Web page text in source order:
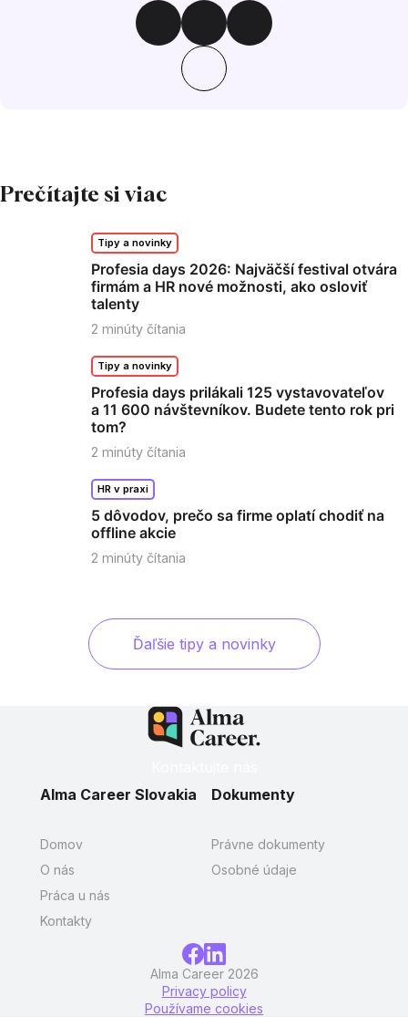
Prečítajte si viac
Tipy a novinky
Profesia days 2026: Najväčší festival otvára
firmám a HR nové možnosti, ako osloviť
talenty
2 minúty čítania
Tipy a novinky
Profesia days prilákali 125 vystavovateľov
a 11 600 návštevníkov. Budete tento rok pri
tom?
2 minúty čítania
HR v praxi
5 dôvodov, prečo sa firme oplatí chodiť na
offline akcie
2 minúty čítania
Ďaľšie tipy a novinky
Alma Career Slovakia
Domov
O nás
Práca u nás
Kontakty
Dokumenty
Právne dokumenty
Osobné údaje
Alma Career 2026
Privacy policy
Používame cookies